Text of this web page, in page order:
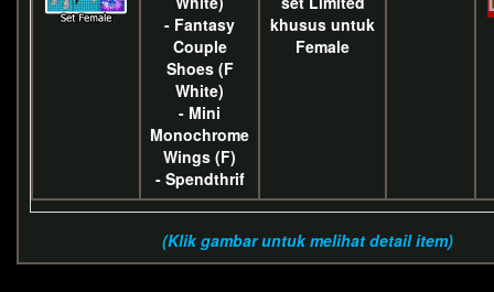
- Fantasy
Couple
Shoes (F
White)
- Mini
Monochrome
Wings (F)
- Spendthrif
khusus untuk
Female
(Klik gambar untuk melihat detail item)